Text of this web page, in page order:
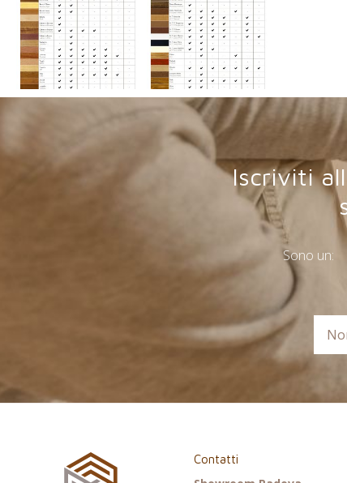
Iscriviti
Sono un:
Contatti